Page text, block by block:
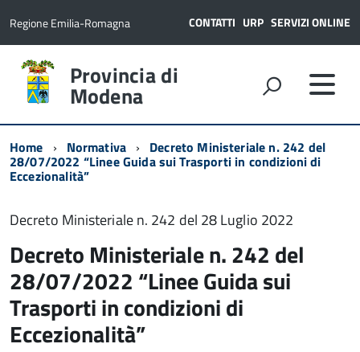
Regione Emilia-Romagna CONTATTI URP SERVIZI ONLINE
Provincia di
Modena
Home Normativa Decreto Ministeriale n. 242 del
28/07/2022 “Linee Guida sui Trasporti in condizioni di
Eccezionalità”
Decreto Ministeriale n. 242 del 28 Luglio 2022
Decreto Ministeriale n. 242 del
28/07/2022 “Linee Guida sui
Trasporti in condizioni di
Eccezionalità”